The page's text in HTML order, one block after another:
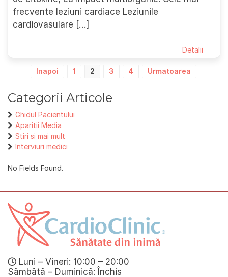
frecvente leziuni cardiace Leziunile
cardiovasulare […]
Detalii
Paginație
Inapoi 1 2 3 4 Urmatoarea
Categorii Articole
Ghidul Pacientului
Aparitii Media
Stiri si mai mult
Interviuri medici
No Fields Found.
Luni – Vineri: 10:00 – 20:00
Sâmbătă – Duminică: Închis